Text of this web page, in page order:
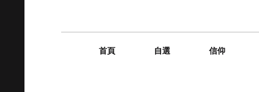
首頁 自選 信仰